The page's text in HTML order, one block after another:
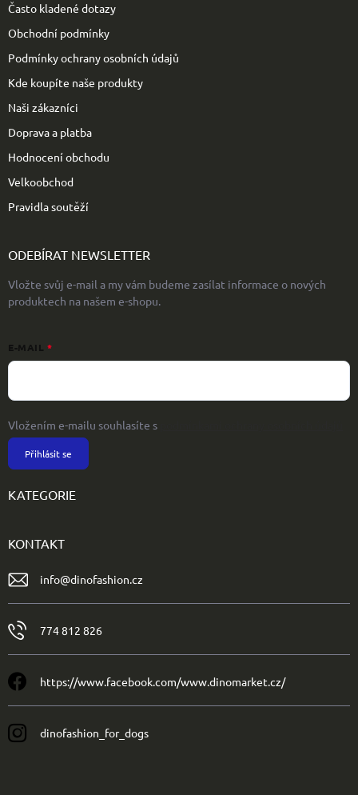
Často kladené dotazy
Obchodní podmínky
Podmínky ochrany osobních údajů
Kde koupíte naše produkty
Naši zákazníci
Doprava a platba
Hodnocení obchodu
Velkoobchod
Pravidla soutěží
ODEBÍRAT NEWSLETTER
Vložte svůj e-mail a my vám budeme zasílat informace o nových
produktech na našem e-shopu.
E-MAIL
Vložením e-mailu souhlasíte s
Přihlásit se
KATEGORIE
KONTAKT
info@dinofashion.cz
774 812 826
https://www.facebook.com/www.dinomarket.cz/
dinofashion_for_dogs